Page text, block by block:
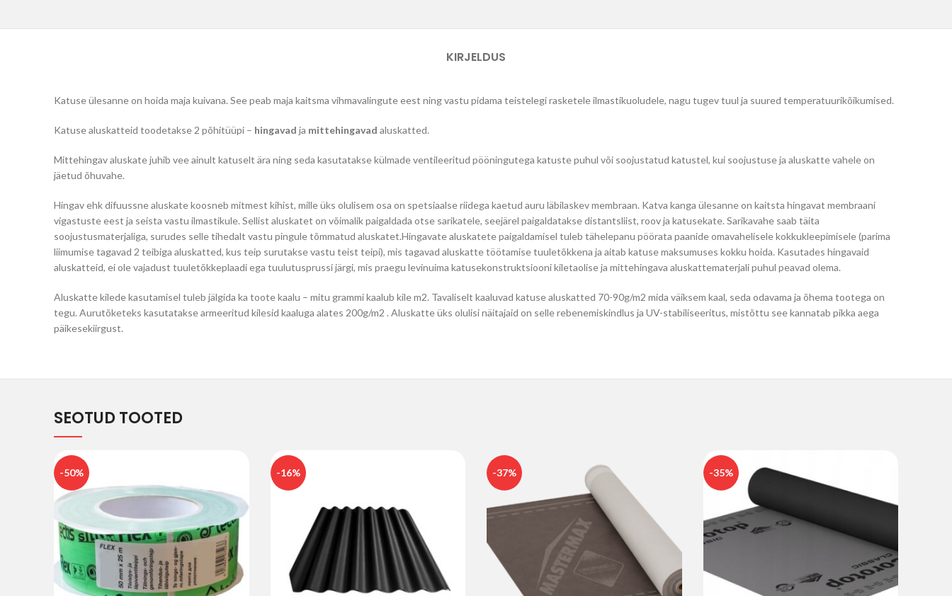
KIRJELDUS
Katuse ülesanne on hoida maja kuivana. See peab maja kaitsma vihmavalingute eest ning vastu pidama teistelegi rasketele ilmastikuoludele, nagu tugev tuul ja suured temperatuurikõikumised.
Katuse aluskatteid toodetakse 2 põhitüüpi – hingavad ja mittehingavad aluskatted.
Mittehingav aluskate juhib vee ainult katuselt ära ning seda kasutatakse külmade ventileeritud pööningutega katuste puhul või soojustatud katustel, kui soojustuse ja aluskatte vahele on
jäetud õhuvahe.
Hingav ehk difuussne aluskate koosneb mitmest kihist, mille üks olulisem osa on spetsiaalse riidega kaetud auru läbilaskev membraan. Katva kanga ülesanne on kaitsta hingavat membraani
vigastuste eest ja seista vastu ilmastikule. Sellist aluskatet on võimalik paigaldada otse sarikatele, seejärel paigaldatakse distantsliist, roov ja katusekate. Sarika­vahe saab täita
soojustusmaterjaliga, surudes selle tihedalt vastu pingule tõmmatud aluskatet.Hingavate aluskatete paigaldamisel tuleb tähelepanu pöörata paanide omavahelisele kokkukleepimisele (parima
liimumise tagavad 2 teibiga aluskatted, kus teip surutakse vastu teist teipi), mis tagavad aluskatte töötamise tuuletõkkena ja aitab katuse maksumuses kokku hoida. Kasutades hingavaid
aluskatteid, ei ole vajadust tuuletõkkeplaadi ega tuulutusprussi järgi, mis praegu levinuima katusekonstruktsiooni kile­taolise ja mittehingava aluskattematerjali puhul peavad olema.
Aluskatte kilede kasutamisel tuleb jälgida ka toote kaalu – mitu grammi kaalub kile m2. Tavaliselt kaaluvad katuse aluskatted 70-90g/m2 mida väiksem kaal, seda odavama ja õhema tootega on
tegu. Aurutõketeks kasutatakse armeeritud kilesid kaaluga alates 200g/m2 . Aluskatte üks olulisi näitajaid on selle rebenemiskindlus ja UV-stabiliseeritus, mistõttu see kannatab pikka aega
päikesekiirgust.
SEOTUD TOOTED
-50% -16% -37% -35%